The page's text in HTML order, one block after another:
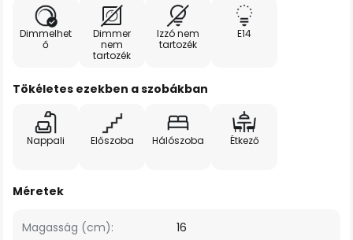
Dimmelhet
ő
Dimmer
nem
tartozék
Izzó nem
tartozék
E14
Tökéletes ezekben a szobákban
Nappali Előszoba Hálószoba Étkező
Méretek
Magasság (cm):
16